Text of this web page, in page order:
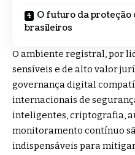
O futuro da proteção
brasileiros
O ambiente registral, por
sensíveis e de alto valor
governança digital
internacionais de
inteligentes, criptografia,
monitoramento contínuo
indispensáveis para